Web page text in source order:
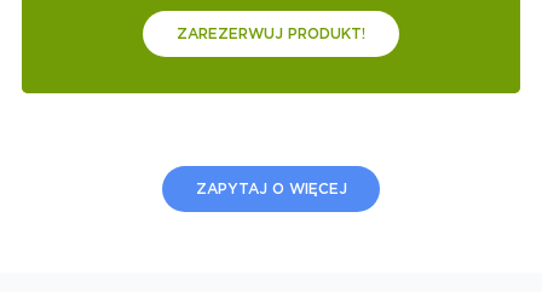
ZAREZERWUJ PRODUKT!
ZAPYTAJ O WIĘCEJ